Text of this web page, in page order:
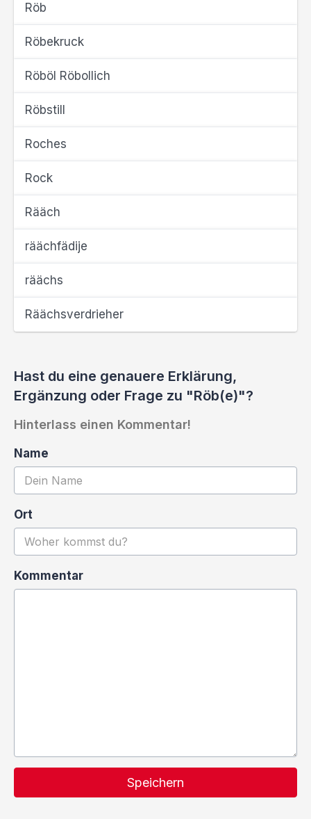
Röb
Röbekruck
Röböl Röbollich
Röbstill
Roches
Rock
Rääch
räächfädije
räächs
Räächsverdrieher
Hast du eine genauere Erklärung,
Ergänzung oder Frage zu "Röb(e)"?
Hinterlass einen Kommentar!
Name
Ort
Kommentar
Speichern